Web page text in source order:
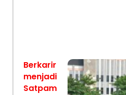
Berkarir
menjadi
Satpam